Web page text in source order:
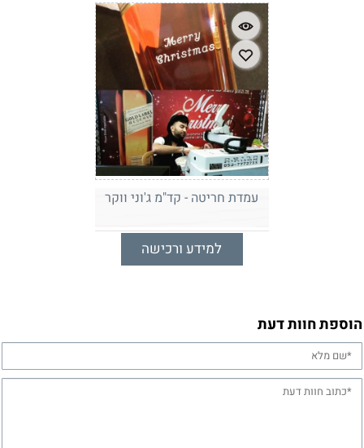
עמדת חריטה - קד"מ ג'וני ווקר
למידע ורכישה
הוספת חוות דעת